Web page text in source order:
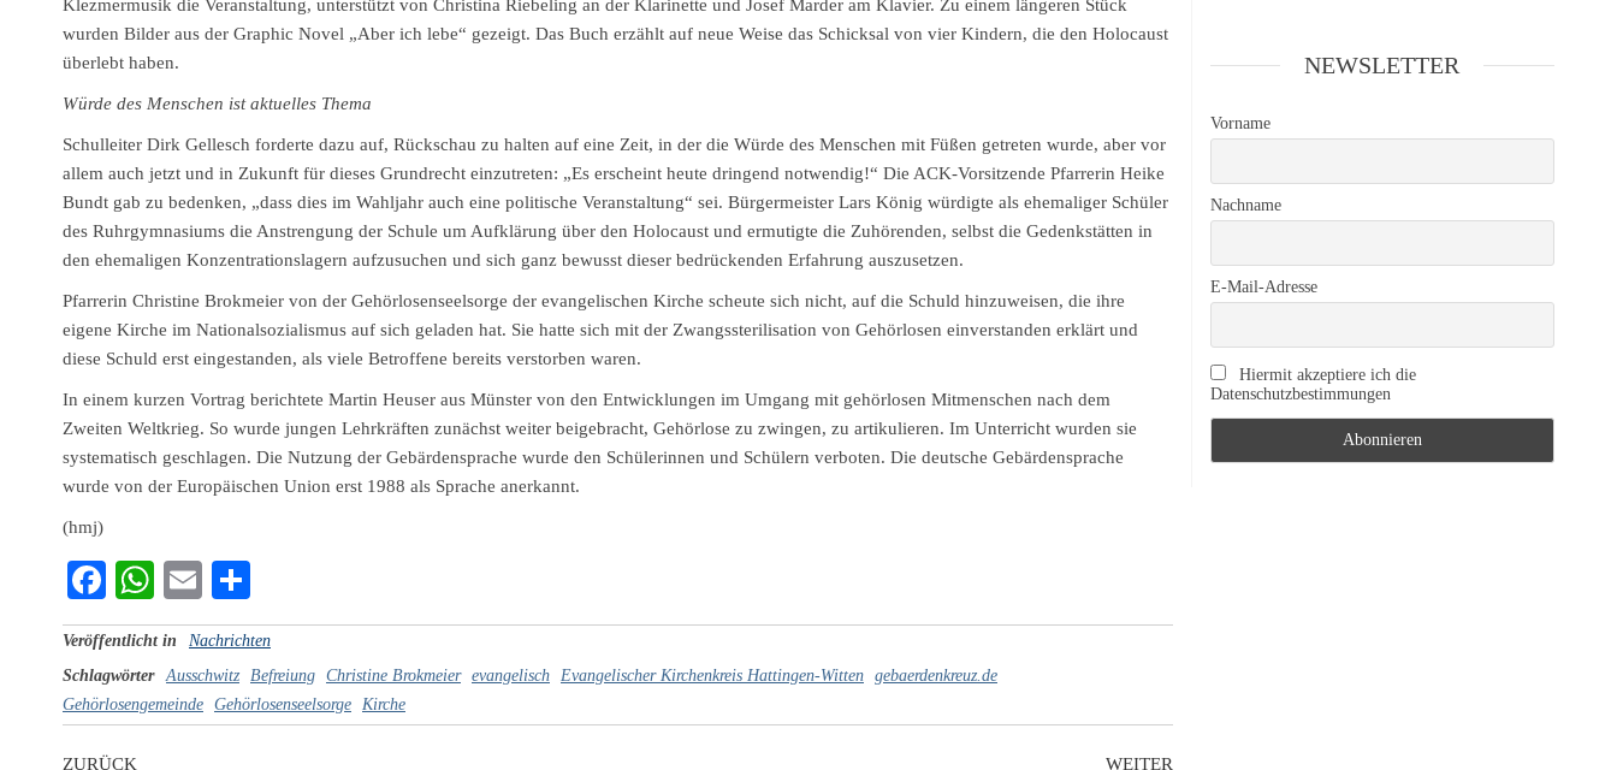
Klezmermusik die Veranstaltung, unterstützt von Christina Riebeling an der Klarinette und Josef Marder am Klavier. Zu einem längeren Stück
wurden Bilder aus der Graphic Novel „Aber ich lebe“ gezeigt. Das Buch erzählt auf neue Weise das Schicksal von vier Kindern, die den Holocaust
überlebt haben.
Würde des Menschen ist aktuelles Thema
Schulleiter Dirk Gellesch forderte dazu auf, Rückschau zu halten auf eine Zeit, in der die Würde des Menschen mit Füßen getreten wurde, aber vor
allem auch jetzt und in Zukunft für dieses Grundrecht einzutreten: „Es erscheint heute dringend notwendig!“ Die ACK-Vorsitzende Pfarrerin Heike
Bundt gab zu bedenken, „dass dies im Wahljahr auch eine politische Veranstaltung“ sei. Bürgermeister Lars König würdigte als ehemaliger Schüler
des Ruhrgymnasiums die Anstrengung der Schule um Aufklärung über den Holocaust und ermutigte die Zuhörenden, selbst die Gedenkstätten in
den ehemaligen Konzentrationslagern aufzusuchen und sich ganz bewusst dieser bedrückenden Erfahrung auszusetzen.
Pfarrerin Christine Brokmeier von der Gehörlosenseelsorge der evangelischen Kirche scheute sich nicht, auf die Schuld hinzuweisen, die ihre
eigene Kirche im Nationalsozialismus auf sich geladen hat. Sie hatte sich mit der Zwangssterilisation von Gehörlosen einverstanden erklärt und
diese Schuld erst eingestanden, als viele Betroffene bereits verstorben waren.
In einem kurzen Vortrag berichtete Martin Heuser aus Münster von den Entwicklungen im Umgang mit gehörlosen Mitmenschen nach dem
Zweiten Weltkrieg. So wurde jungen Lehrkräften zunächst weiter beigebracht, Gehörlose zu zwingen, zu artikulieren. Im Unterricht wurden sie
systematisch geschlagen. Die Nutzung der Gebärdensprache wurde den Schülerinnen und Schülern verboten. Die deutsche Gebärdensprache
wurde von der Europäischen Union erst 1988 als Sprache anerkannt.
(hmj)
Fa
ce
bo
ok
W
ha
ts
A
pp
E
m
ail
ile
n
Veröffentlicht in
Nachrichten
Schlagwörter
Ausschwitz Befreiung Christine Brokmeier evangelisch Evangelischer Kirchenkreis Hattingen-Witten gebaerdenkreuz.de
Gehörlosengemeinde Gehörlosenseelsorge Kirche
ZURÜCK WEITER
NEWSLETTER
Vorname
Nachname
E-Mail-Adresse
Hiermit akzeptiere ich die
Datenschutzbestimmungen